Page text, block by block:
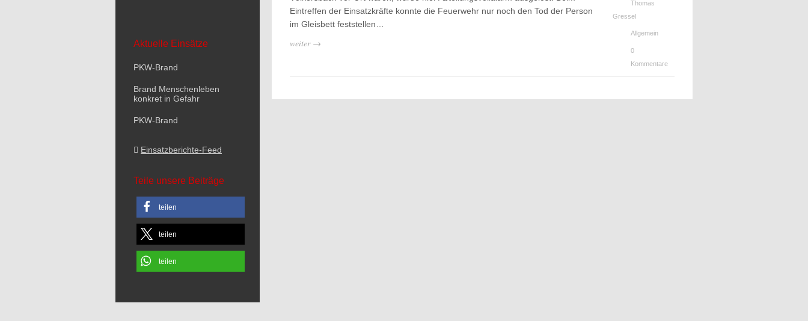
Eintreffen der Einsatzkräfte konnte die Feuerwehr nur noch den Tod der Person
im Gleisbett feststellen…
weiter →
Thomas
Gressel
Allgemein
0
Kommentare
Aktuelle Einsätze
PKW-Brand
Brand Menschenleben
konkret in Gefahr
PKW-Brand
Einsatzberichte-Feed
Teile unsere Beiträge
teilen
teilen
teilen